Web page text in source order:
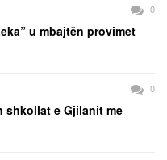
0
u mbajtën provimet
0
shkollat e Gjilanit me